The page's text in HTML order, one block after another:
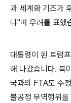
과 세계화 기조가
냐"며 우려를 표했
대통령이 된 트럼
해 나갔습니다. 북
국과의 FTA도 수
불공정 무역행위